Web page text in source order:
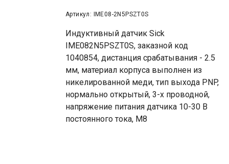
Артикул: IME08-2N5PSZT0S
Индуктивный датчик Sick
IME082N5PSZT0S, заказной код
1040854, дистанция срабатывания - 2.5
мм, материал корпуса выполнен из
никелированной меди, тип выхода PNP,
нормально открытый, 3-х проводной,
напряжение питания датчика 10-30 В
постоянного тока, М8